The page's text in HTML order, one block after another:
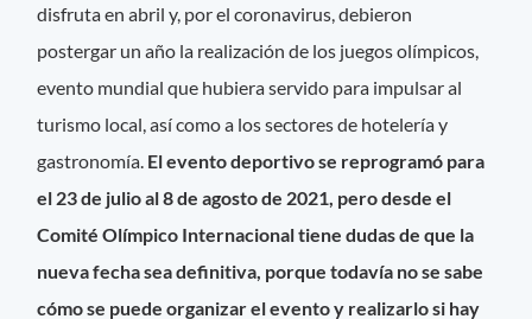
disfruta en abril y, por el coronavirus, debieron
postergar un año la realización de los juegos olímpicos,
evento mundial que hubiera servido para impulsar al
turismo local, así como a los sectores de hotelería y
gastronomía. El evento deportivo se reprogramó para
el 23 de julio al 8 de agosto de 2021, pero desde el
Comité Olímpico Internacional tiene dudas de que la
nueva fecha sea definitiva, porque todavía no se sabe
cómo se puede organizar el evento y realizarlo si hay